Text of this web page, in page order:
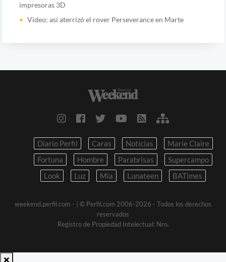
impresoras 3D
Video: así aterrizó el rover Perseverance en Marte
Diario Perfil Caras Noticias
Marie Claire
Fortuna
Hombre Parabrisas
Supercampo
Look
Luz Mia Lunateen BATimes
weekend.perfil.com -
| © Perfil.com 2006-2026 - Todos los derechos
reservados
Registro de Propiedad Intelectual: Nro.